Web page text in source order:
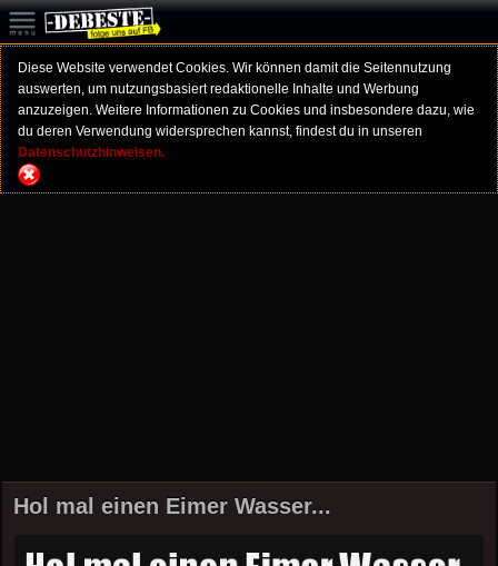
Diese Website verwendet Cookies. Wir können damit die Seitennutzung
auswerten, um nutzungsbasiert redaktionelle Inhalte und Werbung
anzuzeigen. Weitere Informationen zu Cookies und insbesondere dazu, wie
du deren Verwendung widersprechen kannst, findest du in unseren
Datenschutzhinweisen.
Hol mal einen Eimer Wasser...